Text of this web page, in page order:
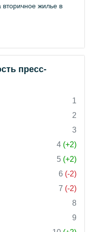
жилье в
пресс-
1
2
3
4 (+2)
5 (+2)
6 (-2)
7 (-2)
8
9